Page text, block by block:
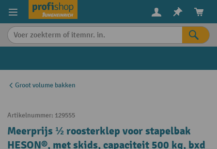
content
Groot volume bakken
Artikelnummer: 129555
Meerprijs ½ roosterklep voor stapelbak
HESON®, met skids, capaciteit 500 kg, bxd